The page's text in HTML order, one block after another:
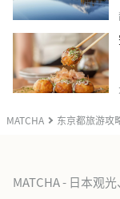
MATCHA 东京都旅游攻
MATCHA - 日本观